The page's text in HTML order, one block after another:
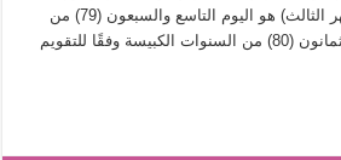
المسرح وسرحت!
3 (اليوم العشرون من الشهر الثالث) هو اليوم التاسع والسبعون (79) من
السنة البسيطة، أو اليوم الثمانون (80) من السنوات الكبيسة وفقًا للتقويم